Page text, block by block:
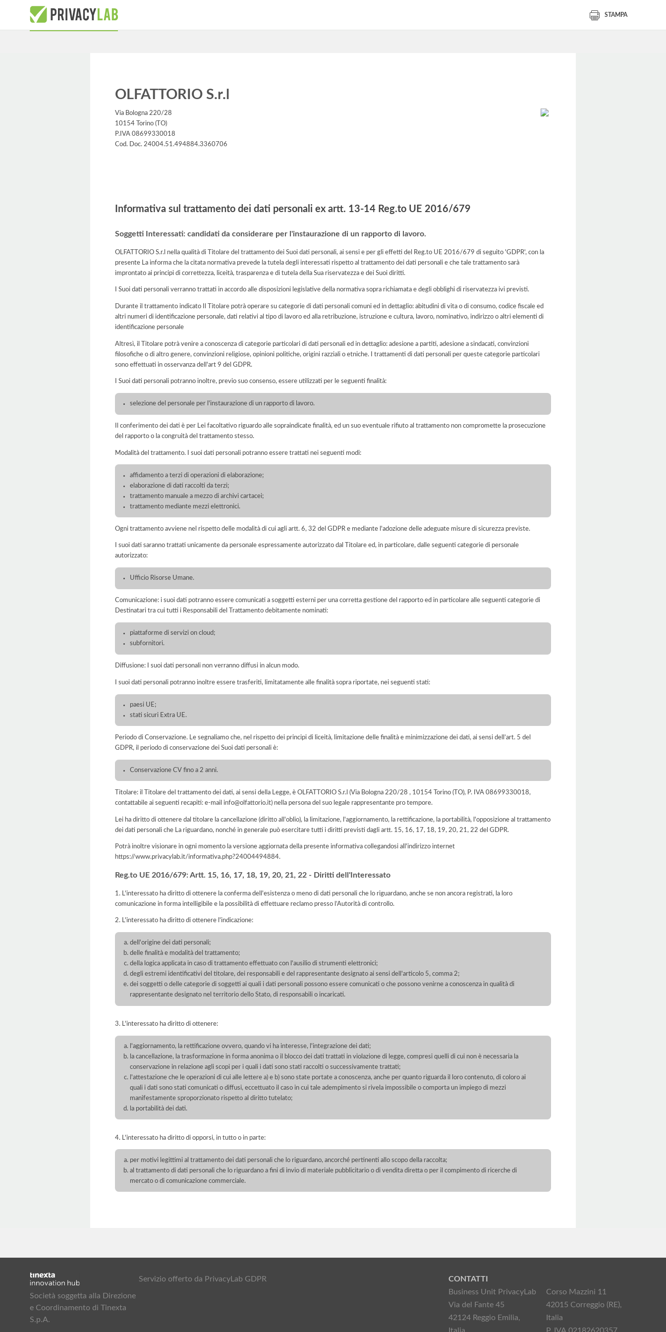
STAMPA
OLFATTORIO S.r.l
Via Bologna 220/28
10154 Torino (TO)
P.IVA 08699330018
Cod. Doc. 24004.51.494884.3360706
Informativa sul trattamento dei dati personali ex artt. 13-14 Reg.to UE 2016/679
Soggetti Interessati: candidati da considerare per l'instaurazione di un rapporto di lavoro.
OLFATTORIO S.r.l nella qualità di Titolare del trattamento dei Suoi dati personali, ai sensi e per gli effetti del Reg.to UE 2016/679 di seguito 'GDPR', con la
presente La informa che la citata normativa prevede la tutela degli interessati rispetto al trattamento dei dati personali e che tale trattamento sarà
improntato ai principi di correttezza, liceità, trasparenza e di tutela della Sua riservatezza e dei Suoi diritti.
I Suoi dati personali verranno trattati in accordo alle disposizioni legislative della normativa sopra richiamata e degli obblighi di riservatezza ivi previsti.
Durante il trattamento indicato Il Titolare potrà operare su categorie di dati personali comuni ed in dettaglio: abitudini di vita o di consumo, codice fiscale ed
altri numeri di identificazione personale, dati relativi al tipo di lavoro ed alla retribuzione, istruzione e cultura, lavoro, nominativo, indirizzo o altri elementi di
identificazione personale
Altresì, il Titolare potrà venire a conoscenza di categorie particolari di dati personali ed in dettaglio: adesione a partiti, adesione a sindacati, convinzioni
filosofiche o di altro genere, convinzioni religiose, opinioni politiche, origini razziali o etniche. I trattamenti di dati personali per queste categorie particolari
sono effettuati in osservanza dell'art 9 del GDPR.
I Suoi dati personali potranno inoltre, previo suo consenso, essere utilizzati per le seguenti finalità:
selezione del personale per l'instaurazione di un rapporto di lavoro.
Il conferimento dei dati è per Lei facoltativo riguardo alle sopraindicate finalità, ed un suo eventuale rifiuto al trattamento non compromette la prosecuzione
del rapporto o la congruità del trattamento stesso.
Modalità del trattamento. I suoi dati personali potranno essere trattati nei seguenti modi:
affidamento a terzi di operazioni di elaborazione;
elaborazione di dati raccolti da terzi;
trattamento manuale a mezzo di archivi cartacei;
trattamento mediante mezzi elettronici.
Ogni trattamento avviene nel rispetto delle modalità di cui agli artt. 6, 32 del GDPR e mediante l'adozione delle adeguate misure di sicurezza previste.
I suoi dati saranno trattati unicamente da personale espressamente autorizzato dal Titolare ed, in particolare, dalle seguenti categorie di personale
autorizzato:
Ufficio Risorse Umane.
Comunicazione: i suoi dati potranno essere comunicati a soggetti esterni per una corretta gestione del rapporto ed in particolare alle seguenti categorie di
Destinatari tra cui tutti i Responsabili del Trattamento debitamente nominati:
piattaforme di servizi on cloud;
subfornitori.
Diffusione: I suoi dati personali non verranno diffusi in alcun modo.
I suoi dati personali potranno inoltre essere trasferiti, limitatamente alle finalità sopra riportate, nei seguenti stati:
paesi UE;
stati sicuri Extra UE.
Periodo di Conservazione. Le segnaliamo che, nel rispetto dei principi di liceità, limitazione delle finalità e minimizzazione dei dati, ai sensi dell’art. 5 del
GDPR, il periodo di conservazione dei Suoi dati personali è:
Conservazione CV fino a 2 anni.
Titolare: il Titolare del trattamento dei dati, ai sensi della Legge, è OLFATTORIO S.r.l (Via Bologna 220/28 , 10154 Torino (TO), P. IVA 08699330018,
contattabile ai seguenti recapiti: e-mail info@olfattorio.it) nella persona del suo legale rappresentante pro tempore.
Lei ha diritto di ottenere dal titolare la cancellazione (diritto all'oblio), la limitazione, l'aggiornamento, la rettificazione, la portabilità, l'opposizione al trattamento
dei dati personali che La riguardano, nonché in generale può esercitare tutti i diritti previsti dagli artt. 15, 16, 17, 18, 19, 20, 21, 22 del GDPR.
Potrà inoltre visionare in ogni momento la versione aggiornata della presente informativa collegandosi all'indirizzo internet
https://www.privacylab.it/informativa.php?24004494884.
Reg.to UE 2016/679: Artt. 15, 16, 17, 18, 19, 20, 21, 22 - Diritti dell'Interessato
1. L'interessato ha diritto di ottenere la conferma dell'esistenza o meno di dati personali che lo riguardano, anche se non ancora registrati, la loro
comunicazione in forma intelligibile e la possibilità di effettuare reclamo presso l’Autorità di controllo.
2. L'interessato ha diritto di ottenere l'indicazione:
dell'origine dei dati personali;
delle finalità e modalità del trattamento;
della logica applicata in caso di trattamento effettuato con l'ausilio di strumenti elettronici;
degli estremi identificativi del titolare, dei responsabili e del rappresentante designato ai sensi dell'articolo 5, comma 2;
dei soggetti o delle categorie di soggetti ai quali i dati personali possono essere comunicati o che possono venirne a conoscenza in qualità di
rappresentante designato nel territorio dello Stato, di responsabili o incaricati.
3. L'interessato ha diritto di ottenere:
l'aggiornamento, la rettificazione ovvero, quando vi ha interesse, l'integrazione dei dati;
la cancellazione, la trasformazione in forma anonima o il blocco dei dati trattati in violazione di legge, compresi quelli di cui non è necessaria la
conservazione in relazione agli scopi per i quali i dati sono stati raccolti o successivamente trattati;
l'attestazione che le operazioni di cui alle lettere a) e b) sono state portate a conoscenza, anche per quanto riguarda il loro contenuto, di coloro ai
quali i dati sono stati comunicati o diffusi, eccettuato il caso in cui tale adempimento si rivela impossibile o comporta un impiego di mezzi
manifestamente sproporzionato rispetto al diritto tutelato;
la portabilità dei dati.
4. L'interessato ha diritto di opporsi, in tutto o in parte:
per motivi legittimi al trattamento dei dati personali che lo riguardano, ancorché pertinenti allo scopo della raccolta;
al trattamento di dati personali che lo riguardano a fini di invio di materiale pubblicitario o di vendita diretta o per il compimento di ricerche di
mercato o di comunicazione commerciale.
Società soggetta alla Direzione
e Coordinamento di Tinexta
S.p.A.
Servizio offerto da PrivacyLab GDPR
CONTATTI
Business Unit PrivacyLab
Via del Fante 45
42124 Reggio Emilia,
Italia
Corso Mazzini 11
42015 Correggio (RE),
Italia
P. IVA 02182620357